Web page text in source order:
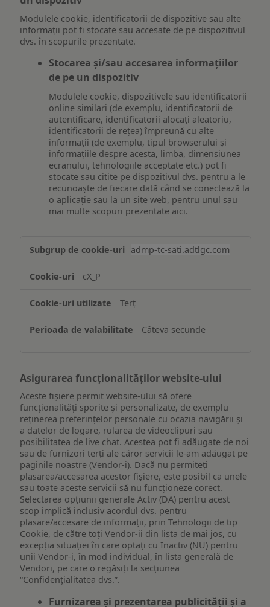
Modulele cookie, identificatorii de dispozitive sau alte
informații pot fi stocate sau accesate de pe dispozitivul
dvs. în scopurile prezentate.
Stocarea și/sau accesarea informațiilor
de pe un dispozitiv
Modulele cookie, dispozitivele sau identificatorii
online similari (de exemplu, identificatorii de
autentificare, identificatorii alocați aleatoriu,
identificatorii de rețea) împreună cu alte
informații (de exemplu, tipul browserului și
informațiile despre acesta, limba, dimensiunea
ecranului, tehnologiile acceptate etc.) pot fi
stocate sau citite pe dispozitivul dvs. pentru a le
recunoaște de fiecare dată când se conectează la
o aplicație sau la un site web, pentru unul sau
mai multe scopuri prezentate aici.
și/sau
informațiilor
pe
dispozitiv
admp-tc-sati.adtlgc.com
cX_P
Terț
Câteva secunde
Asigurarea funcționalităților website-ului
Aceste fișiere permit website-ului să ofere
funcționalități sporite și personalizate, de exemplu
reţinerea preferinţelor personale cu ocazia navigării și
a datelor de logare, rularea de videoclipuri sau
posibilitatea de live chat. Acestea pot fi adăugate de noi
sau de furnizori terți ale căror servicii le-am adăugat pe
paginile noastre (Vendor-i). Dacă nu permiteți
plasarea/accesarea acestor fișiere, este posibil ca unele
sau toate aceste servicii să nu funcționeze corect.
Selectarea opțiunii generale Activ (DA) pentru acest
scop implică inclusiv acordul dvs. pentru
plasare/accesare de informații, prin Tehnologii de tip
Cookie, de către toți Vendor-ii din lista de mai jos, cu
excepția situației în care optați cu Inactiv (NU) pentru
unii Vendor-i, în mod individual, în lista generală de
Vendori, pe care o regăsiți la secțiunea
“Confidențialitatea dvs.”.
Furnizarea și prezentarea publicității și a